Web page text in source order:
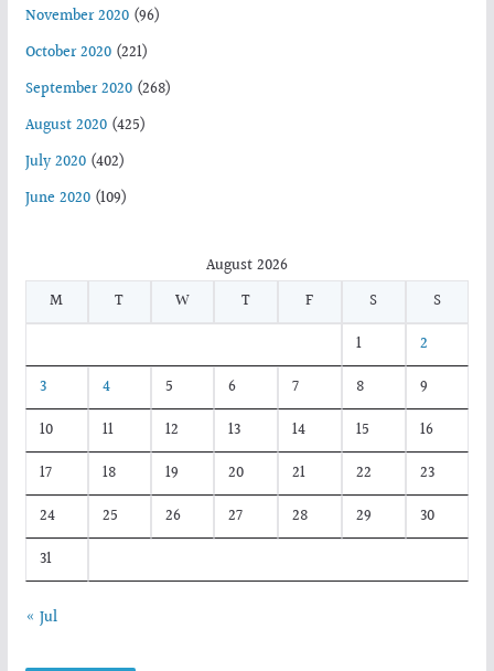
November 2020(96)
October 2020(221)
September 2020(268)
August 2020(425)
July 2020(402)
June 2020(109)
August 2026
M
T W T F S
S
1
2
3
4 5 6 7 8
9
10
11 12 13 14 15
16
17
18 19 20 21 22
23
24
25 26 27 28 29
30
31
« Jul